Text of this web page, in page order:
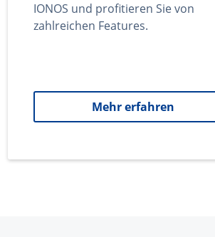
IONOS und profitieren Sie von
zahlreichen Features.
Mehr erfahren